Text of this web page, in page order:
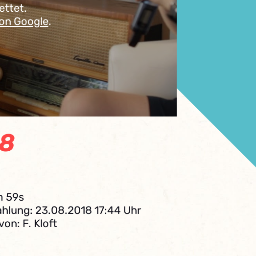
Google.
59s
23.08.2018 17:44 Uhr
F. Kloft